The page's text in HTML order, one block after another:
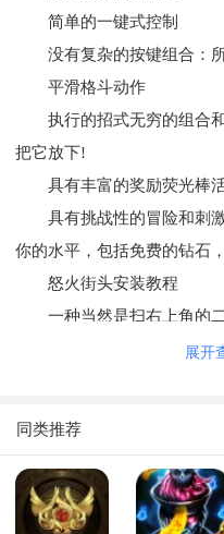
简单的一键式控制
没有复杂的按键组合：所
平滑格斗动作
执行的招式无穷的组合和
把它放下!
具有丰富的奖励荧光棒
具有挑战性的冒险和刺激
你的水平，包括免费的钻石
怒火街头安装教程
一种当然是扫右上角的二
还有一种点击苹果版下载
展开
同类推荐